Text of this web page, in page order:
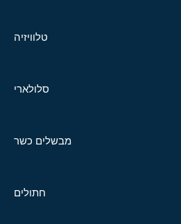
טלוויזיה
סלולארי
מבשלים כשר
חתולים